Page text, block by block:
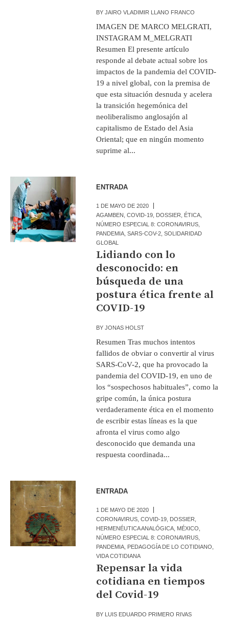
BYJAIRO VLADIMIR LLANO FRANCO
IMAGEN DE MARCO MELGRATI,
INSTAGRAM M_MELGRATI
Resumen El presente artículo
responde al debate actual sobre los
impactos de la pandemia del COVID-
19 a nivel global, con la premisa de
que esta situación desnuda y acelera
la transición hegemónica del
neoliberalismo anglosajón al
capitalismo de Estado del Asia
Oriental; que en ningún momento
suprime al...
ENTRADA
1 DE MAYO DE 2020
AGAMBEN ,COVID-19 DOSSIER ÉTICA
NÚMERO ESPECIAL 8: CORONAVIRUS
PANDEMIA ,SARS-COV-2 ,SOLIDARIDAD
GLOBAL
Lidiando con lo
desconocido: en
búsqueda de una
postura ética frente al
COVID-19
BYJONAS HOLST
Resumen Tras muchos intentos
fallidos de obviar o convertir al virus
SARS-CoV-2, que ha provocado la
pandemia del COVID-19, en uno de
los “sospechosos habituales”, como la
gripe común, la única postura
verdaderamente ética en el momento
de escribir estas líneas es la que
afronta el virus como algo
desconocido que demanda una
respuesta coordinada...
ENTRADA
1 DE MAYO DE 2020
CORONAVIRUS ,COVID-19 DOSSIER
HERMENÉUTICA ANALÓGICA MÉXICO
NÚMERO ESPECIAL 8: CORONAVIRUS
PANDEMIA PEDAGOGÍA DE LO COTIDIANO
VIDA COTIDIANA
Repensar la vida
cotidiana en tiempos
del Covid-19
BY LUIS EDUARDO PRIMERO RIVAS